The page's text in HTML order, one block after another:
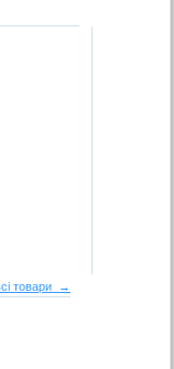
товари →